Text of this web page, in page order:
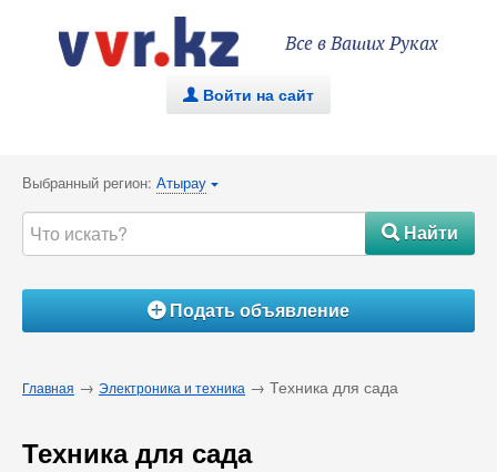
Все в Ваших Руках
. Войти на сайт
Выбранный регион: Атырау {
#Найти
ÁПодать объявление
Главная → Электроника и техника → Техника для сада
Техника для сада